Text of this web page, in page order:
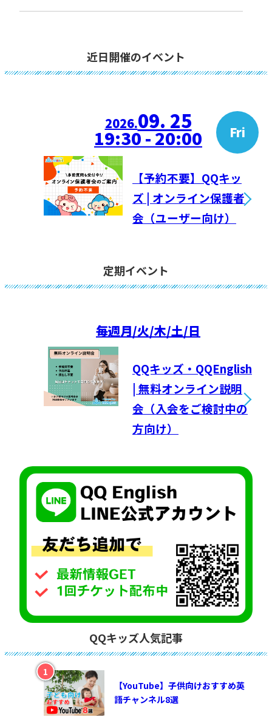
近日開催のイベント
2026.09. 25 Fri
19:30 - 20:00
【予約不要】QQキッ
ズ | オンライン保護者
会（ユーザー向け）
定期イベント
毎週月/火/木/土/日
QQキッズ・QQEnglish
| 無料オンライン説明
会（入会をご検討中の
方向け）
QQキッズ人気記事
【YouTube】子供向けおすすめ英
語チャンネル8選